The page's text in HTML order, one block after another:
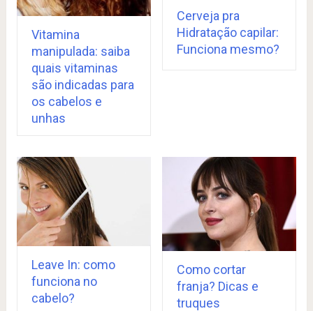
Vitamina
manipulada: saiba
quais vitaminas
são indicadas para
os cabelos e
unhas
Cerveja pra
Hidratação capilar:
Funciona mesmo?
Leave In: como
funciona no
cabelo?
Como cortar
franja? Dicas e
truques